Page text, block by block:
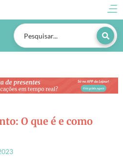
O que é e como